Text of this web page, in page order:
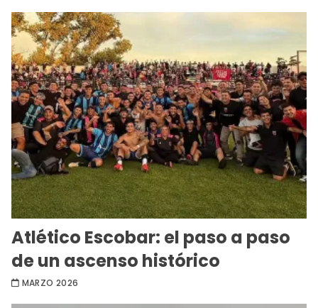
Atlético Escobar: el paso a paso
de un ascenso histórico
MARZO 2026